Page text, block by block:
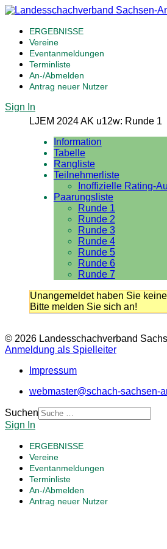
ERGEBNISSE
Vereine
Eventanmeldungen
Terminliste
An-/Abmelden
Antrag neuer Nutzer
Sign In
LJEM 2024 AK u12w: Runde 1
Information
Tabelle
Rangliste
Teilnehmerliste
Inoffizielle Rating-
Paarungsliste
Runde 1
Runde 2
Runde 3
Runde 4
Runde 5
Runde 6
Runde 7
Unangemeldet haben Sie
Bitte melden Sie sich an!
© 2026 Landesschachverband
Anmeldung als Spielleiter
Impressum
webmaster@schach-sachsen-
Suchen
Sign In
ERGEBNISSE
Vereine
Eventanmeldungen
Terminliste
An-/Abmelden
Antrag neuer Nutzer